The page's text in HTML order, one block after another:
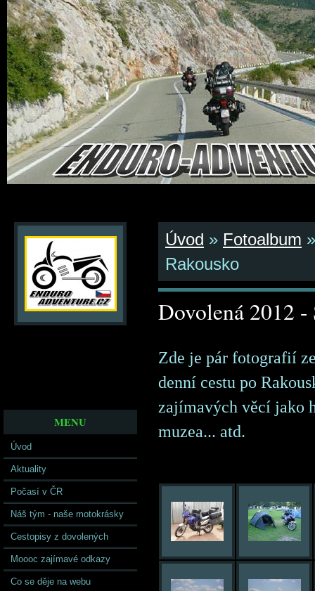
MENU
Úvod
Aktuality
Počasí v ČR
Náš tým - naše motokrásky
Cestopisy z dovolených
Moooc zajímavé odkazy
Co se děje na webu
Úvod » Fotoalbum
Rakousko
Dovolená 2012
Zde je pár fotografií
denní cestu po
zajímavých věcí jako
muzea... atd.